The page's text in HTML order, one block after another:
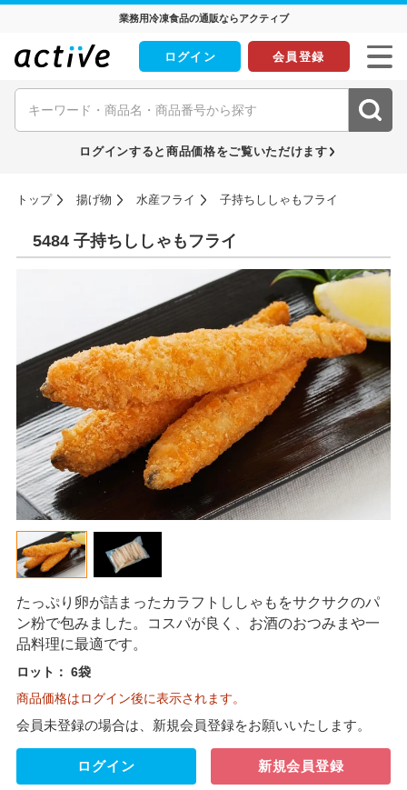
業務用冷凍食品の通販ならアクティブ
ログイン 会員登録
ログインすると商品価格をご覧いただけます
トップ 揚げ物 水産フライ 子持ちししゃもフライ
5484 子持ちししゃもフライ
たっぷり卵が詰まったカラフトししゃもをサクサクのパ
ン粉で包みました。コスパが良く、お酒のおつみまや一
品料理に最適です。
ロット： 6袋
商品価格はログイン後に表示されます。
会員未登録の場合は、新規会員登録をお願いいたします。
ログイン 新規会員登録